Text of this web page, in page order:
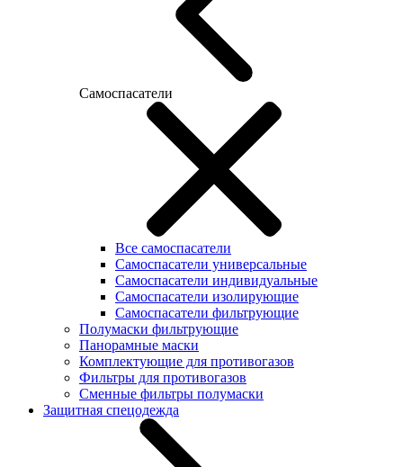
Самоспасатели
Все самоспасатели
Самоспасатели универсальные
Самоспасатели индивидуальные
Самоспасатели изолирующие
Самоспасатели фильтрующие
Полумаски фильтрующие
Панорамные маски
Комплектующие для противогазов
Фильтры для противогазов
Сменные фильтры полумаски
Защитная спецодежда